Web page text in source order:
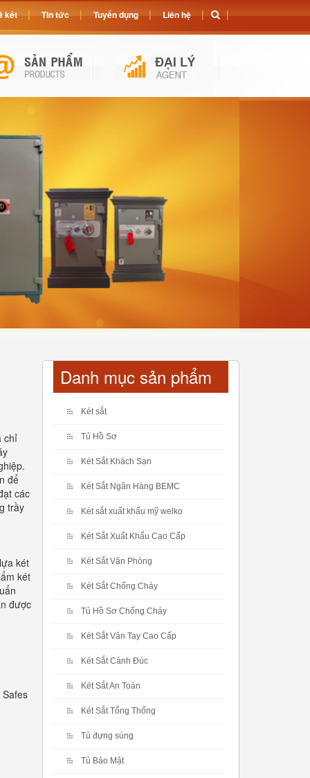
chỉ
để
các
trầy
két
két
được
Danh mục sản phẩm
Két sắt
Tủ Hồ Sơ
Két Sắt Khách Sạn
Két Sắt Ngân Hàng BEMC
Két sắt xuất khẩu mỹ welko
Két Sắt Xuất Khẩu Cao Cấp
Két Sắt Văn Phòng
Két Sắt Chống Cháy
Tủ Hồ Sơ Chống Cháy
Két Sắt Vân Tay Cao Cấp
Két Sắt Cánh Đúc
Két Sắt An Toàn
Két Sắt Tổng Thống
Tủ đựng súng
Tủ Bảo Mật
két Tin tức Tuyển dụng Liên hệ